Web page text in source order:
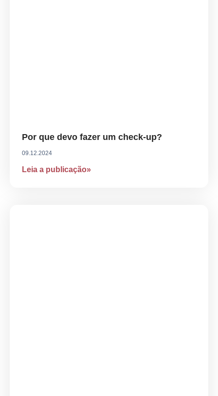
Por que devo fazer um check-up?
09.12.2024
Leia a publicação»